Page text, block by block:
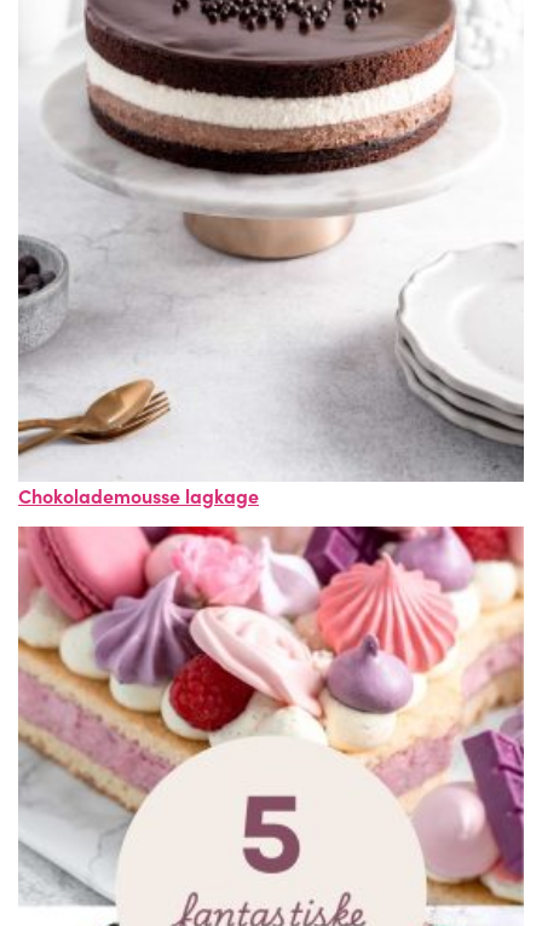
Chokolademousse lagkage